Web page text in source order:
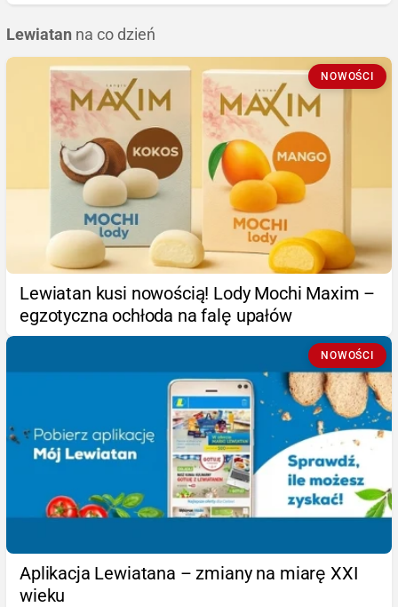
Lewiatan na co dzień
NOWOŚCI
Lewiatan kusi nowością! Lody Mochi Maxim –
egzotyczna ochłoda na falę upałów
NOWOŚCI
Aplikacja Lewiatana – zmiany na miarę XXI
wieku